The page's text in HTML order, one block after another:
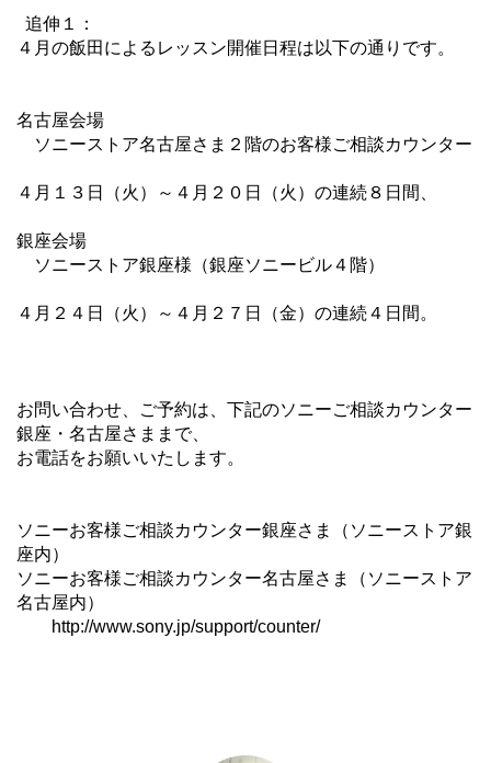
追伸１：
４月の飯田によるレッスン開催日程は以下の通りです。
名古屋会場
ソニーストア名古屋さま２階のお客様ご相談カウンター
４月１３日（火）～４月２０日（火）の連続８日間、
銀座会場
ソニーストア銀座様（銀座ソニービル４階）
４月２４日（火）～４月２７日（金）の連続４日間。
お問い合わせ、ご予約は、下記のソニーご相談カウンター
銀座・名古屋さままで、
お電話をお願いいたします。
ソニーお客様ご相談カウンター銀座さま（ソニーストア銀
座内）
ソニーお客様ご相談カウンター名古屋さま（ソニーストア
名古屋内）
http://www.sony.jp/support/counter/